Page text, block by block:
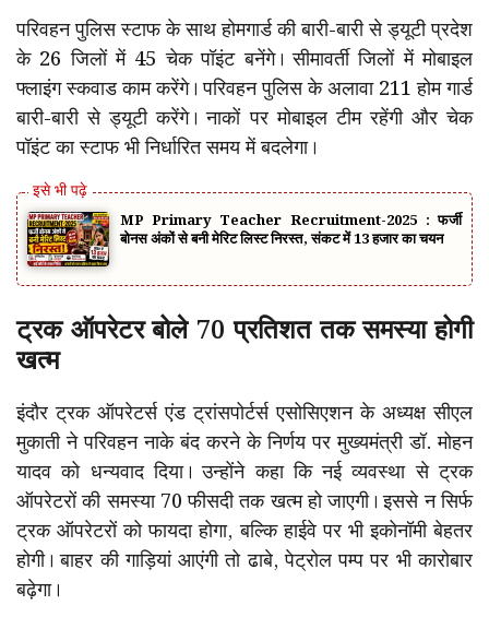
परिवहन पुलिस स्टाफ के साथ होमगार्ड की बारी-बारी से ड्यूटी प्रदेश
के 26 जिलों में 45 चेक पॉइंट बनेंगे। सीमावर्ती जिलों में मोबाइल
फ्लाइंग स्कवाड काम करेंगे। परिवहन पुलिस के अलावा 211 होम गार्ड
बारी-बारी से ड्यूटी करेंगे। नाकों पर मोबाइल टीम रहेंगी और चेक
पॉइंट का स्टाफ भी निर्धारित समय में बदलेगा।
MP Primary Teacher Recruitment-2025 : फर्जी
बोनस अंकों से बनी मेरिट लिस्ट निरस्त, संकट में 13 हजार का चयन
ट्रक ऑपरेटर बोले 70 प्रतिशत तक समस्या होगी
खत्म
इंदौर ट्रक ऑपरेटर्स एंड ट्रांसपोर्टर्स एसोसिएशन के अध्यक्ष सीएल
मुकाती ने परिवहन नाके बंद करने के निर्णय पर मुख्यमंत्री डॉ. मोहन
यादव को धन्यवाद दिया। उन्होंने कहा कि नई व्यवस्था से ट्रक
ऑपरेटरों की समस्या 70 फीसदी तक खत्म हो जाएगी। इससे न सिर्फ
ट्रक ऑपरेटरों को फायदा होगा, बल्कि हाईवे पर भी इकोनॉमी बेहतर
होगी। बाहर की गाड़ियां आएंगी तो ढाबे, पेट्रोल पम्प पर भी कारोबार
बढ़ेगा।